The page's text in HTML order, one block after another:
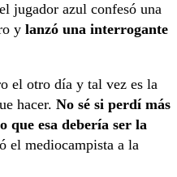
jugador azul confesó una
y lanzó una interrogante
el otro día y tal vez es la
hacer. No sé si perdí más
que esa debería ser la
el mediocampista a la